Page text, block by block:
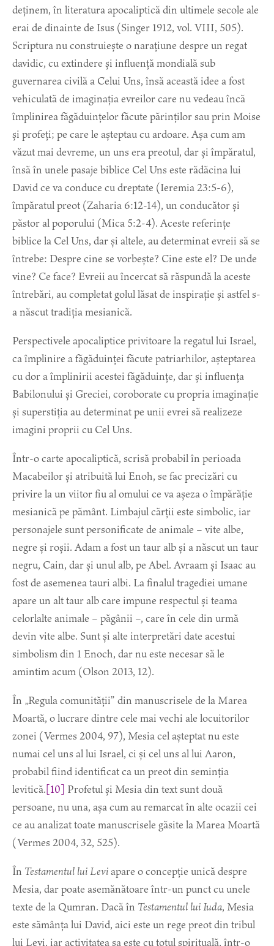
deținem, în literatura apocaliptică din ultimele secole ale
erai de dinainte de Isus (Singer 1912, vol. VIII, 505).
Scriptura nu construiește o narațiune despre un regat
davidic, cu extindere și influență mondială sub
guvernarea civilă a Celui Uns, însă această idee a fost
vehiculată de imaginația evreilor care nu vedeau încă
împlinirea făgăduințelor făcute părinților sau prin Moise
și profeți; pe care le așteptau cu ardoare. Așa cum am
văzut mai devreme, un uns era preotul, dar și împăratul,
însă în unele pasaje biblice Cel Uns este rădăcina lui
David ce va conduce cu dreptate (Ieremia 23:5-6),
împăratul preot (Zaharia 6:12-14), un conducător și
păstor al poporului (Mica 5:2-4). Aceste referințe
biblice la Cel Uns, dar și altele, au determinat evreii să se
întrebe: Despre cine se vorbește? Cine este el? De unde
vine? Ce face? Evreii au încercat să răspundă la aceste
întrebări, au completat golul lăsat de inspirație și astfel s-
a născut tradiția mesianică.
Perspectivele apocaliptice privitoare la regatul lui Israel,
ca împlinire a făgăduinței făcute patriarhilor, așteptarea
cu dor a împlinirii acestei făgăduințe, dar și influența
Babilonului și Greciei, coroborate cu propria imaginație
și superstiția au determinat pe unii evrei să realizeze
imagini proprii cu Cel Uns.
Într-o carte apocaliptică, scrisă probabil în perioada
Macabeilor și atribuită lui Enoh, se fac precizări cu
privire la un viitor fiu al omului ce va așeza o împărăție
mesianică pe pământ. Limbajul cărții este simbolic, iar
personajele sunt personificate de animale – vite albe,
negre și roșii. Adam a fost un taur alb și a născut un taur
negru, Cain, dar și unul alb, pe Abel. Avraam și Isaac au
fost de asemenea tauri albi. La finalul tragediei umane
apare un alt taur alb care impune respectul și teama
celorlalte animale – păgânii –, care în cele din urmă
devin vite albe. Sunt și alte interpretări date acestui
simbolism din 1 Enoch, dar nu este necesar să le
amintim acum (Olson 2013, 12).
În „Regula comunității” din manuscrisele de la Marea
Moartă, o lucrare dintre cele mai vechi ale locuitorilor
zonei (Vermes 2004, 97), Mesia cel așteptat nu este
numai cel uns al lui Israel, ci și cel uns al lui Aaron,
probabil fiind identificat ca un preot din seminția
levitică.[10] Profetul și Mesia din text sunt două
persoane, nu una, așa cum au remarcat în alte ocazii cei
ce au analizat toate manuscrisele găsite la Marea Moartă
(Vermes 2004, 32, 525).
În Testamentul lui Leviapare o concepție unică despre
Mesia, dar poate asemănătoare într-un punct cu unele
texte de la Qumran. Dacă în Testamentul lui Iuda, Mesia
este sămânța lui David, aici este un rege preot din tribul
lui Levi, iar activitatea sa este cu totul spirituală, într-o